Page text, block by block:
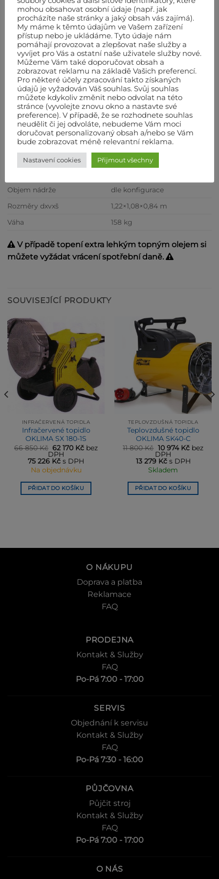
Bezpečností termostat (chrání topidlo proti
přehřátí)
Možnost připojení termostatu, spínacích hodin
nebo vlhkoměru (pracuje zcela automaticky)
Spalovací komora z ušlechtilé oceli AISI 430
Technické údaje
Tepelný výkon
145/ kW
Průtok vzduchu
11000 m3/hod
Spotřeba paliva
14 litr/hod
Napětí
230/400/50 V/Hz
Objem nádrže
dle konfigurace
Rozměry dxvxš
1,22×1,08×0,84 m
Váha
158 kg
V případě topení extra lehkým topným olejem si
můžete vyžádat vrácení spotřební daně.
SOUVISEJÍCÍ PRODUKTY
INFRAČERVENÁ TOPIDLA
Infračervené topidlo
OKLIMA SX 180-1S
66 850Kč Původní
cena
byla:
66 850 Kč.
62 170 KčAktuální
bez
DPH
75 226 Kč s DPH
Na objednávku
PŘIDAT DO KOŠÍKU
TEPLOVZDUŠNÁ TOPIDLA
Teplovzdušné topidlo
OKLIMA SK40-C
11 800Kč Původní
cena
byla:
11 800 Kč.
10 974 KčAktuální
je:
10 974
bez
DPH
13 279 Kčs DPH
Skladem
PŘIDAT DO KOŠÍKU
O NÁKUPU
Doprava a platba
Reklamace
FAQ
PRODEJNA
Kontakt & Služby
FAQ
Po-Pá 7:00 - 17:00
SERVIS
Objednání k servisu
Kontakt & Služby
FAQ
Po-Pá 7:30 - 16:00
PŮJČOVNA
Půjčit stroj
Kontakt & Služby
FAQ
Po-Pá 7:00 - 17:00
O NÁS
mohou obsahovat osobní údaje (např. jak
procházíte naše stránky a jaký obsah vás zajímá).
My máme k těmto údajům ve Vašem zařízení
přístup nebo je ukládáme. Tyto údaje nám
pomáhají provozovat a zlepšovat naše služby a
vyvíjet pro Vás a ostatní naše uživatele služby nové.
Můžeme Vám také doporučovat obsah a
zobrazovat reklamu na základě Vašich preferencí.
Pro některé účely zpracování takto získaných
údajů je vyžadován Váš souhlas. Svůj souhlas
můžete kdykoliv změnit nebo odvolat na této
stránce (vyvolejte znovu okno a nastavte své
preference). V případě, že se rozhodnete souhlas
neudělit či jej odvoláte, nebudeme Vám moci
doručovat personalizovaný obsah a/nebo se Vám
bude zobrazovat méně relevantní reklama.
Nastavení cookies Přijmout všechny